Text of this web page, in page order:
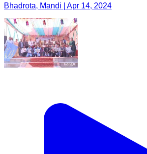
Bhadrota, Mandi | Apr 14, 2024